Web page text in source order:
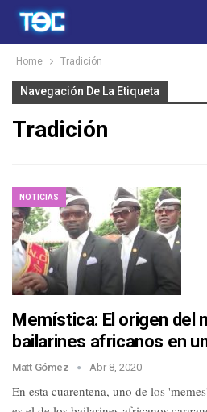
Home Tradición
Navegación De La Etiqueta
Tradición
NOTICIAS
Memística: El origen del
bailarines africanos en
Matt Gómez Abr 8, 2020
En esta cuarentena, uno de los